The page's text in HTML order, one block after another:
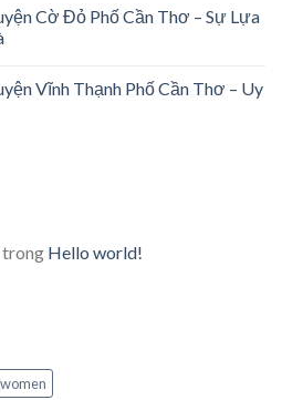
Cờ Đỏ Phố Cần Thơ – Sự Lựa
Vĩnh Thạnh Phố Cần Thơ – Uy
trong Hello world!
women